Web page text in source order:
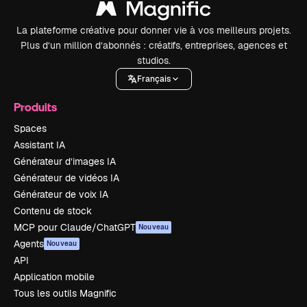
La plateforme créative pour donner vie à vos meilleurs projets.
Plus d’un million d’abonnés : créatifs, entreprises, agences et
studios.
Français
Produits
Spaces
Assistant IA
Générateur d’images IA
Générateur de vidéos IA
Générateur de voix IA
Contenu de stock
MCP pour Claude/ChatGPT Nouveau
Agents Nouveau
API
Application mobile
Tous les outils Magnific